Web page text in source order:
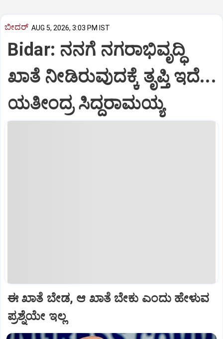
ಬೀದರ್ AUG 5, 2026, 3:03 PM IST
Bidar: ನನಗೆ ನಗರಾಭಿವೃದ್ಧಿ
ಖಾತೆ ನೀಡಿರುವುದಕ್ಕೆ ತೃಪ್ತಿ ಇದೆ...
ಯತೀಂದ್ರ ಸಿದ್ದರಾಮಯ್ಯ
ಈ ಖಾತೆ ಬೇಡ, ಆ ಖಾತೆ ಬೇಕು ಎಂದು ಹೇಳುವ
ಪ್ರಶ್ನೆಯೇ ಇಲ್ಲ